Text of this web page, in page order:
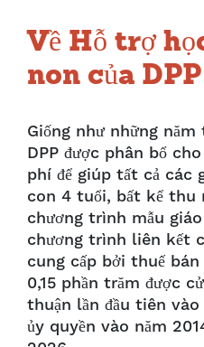
Về Hỗ trợ
non của DPP
Giống như những
DPP được phân bổ
phí để giúp tất cả các
con 4 tuổi, bất kể thu
chương trình mẫu
chương trình liên kết
cung cấp bởi thuế
0,15 phần trăm được
thuận lần đầu tiên
ủy quyền vào năm